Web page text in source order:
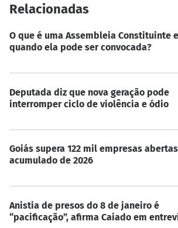
Relacionadas
O que é uma Assembleia Constituinte e
quando ela pode ser convocada?
Deputada diz que nova geração pode
interromper ciclo de violência e ódio
Goiás supera 122 mil empresas
acumulado de 2026
Anistia de presos do 8 de janeiro é
“pacificação”, afirma Caiado em